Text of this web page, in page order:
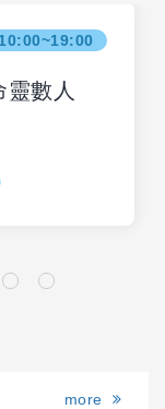
靈數人
more